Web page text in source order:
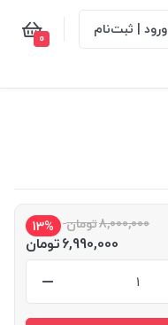
ورود | ثبت‌نام 0
8,000,000تومان 13%
6,990,000تومان